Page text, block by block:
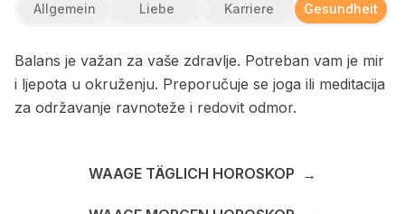
Allgemein Liebe Karriere Gesundheit
Balans je važan za vaše zdravlje. Potreban vam je mir
i ljepota u okruženju. Preporučuje se joga ili meditacija
za održavanje ravnoteže i redovit odmor.
WAAGE TÄGLICH HOROSKOP →